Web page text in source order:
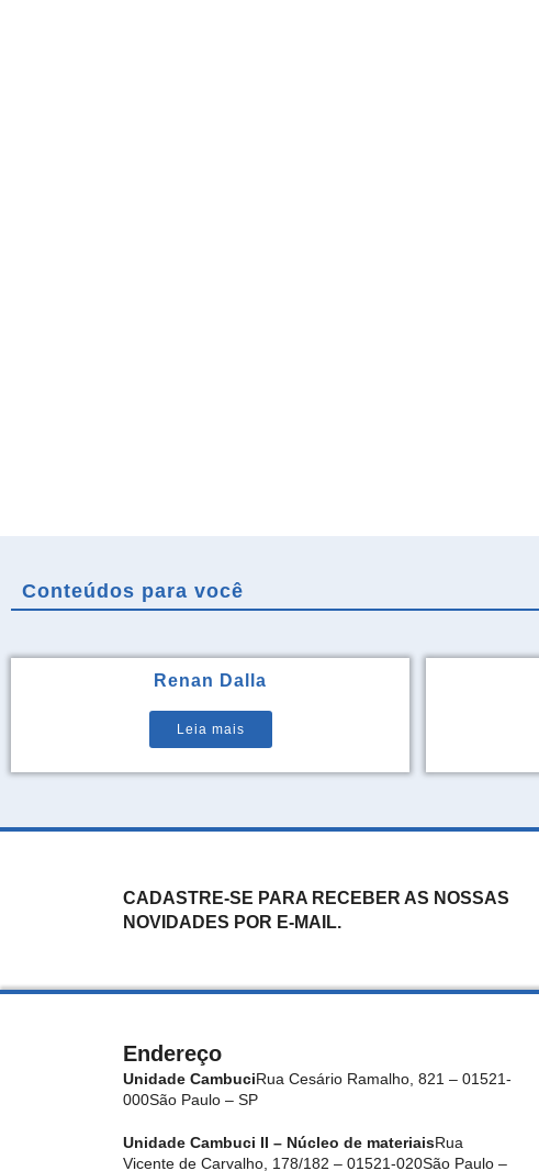
Conteúdos para você
Renan Dalla
Leia mais
CADASTRE-SE PARA RECEBER AS NOSSAS
NOVIDADES POR E-MAIL.
Endereço
Unidade CambuciRua Cesário Ramalho, 821 – 01521-
000São Paulo – SP
Unidade Cambuci II – Núcleo de materiaisRua
Vicente de Carvalho, 178/182 – 01521-020São Paulo –